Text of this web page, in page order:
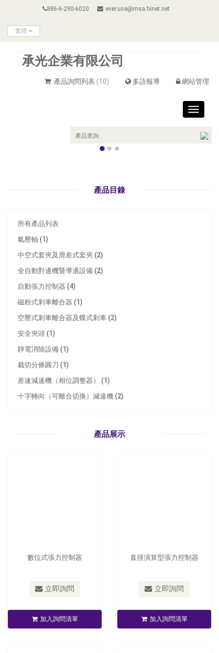
886-6-290-6020 ever.use@msa.hinet.net
繁體
承光企業有限公司
產品詢問列表 (10) 多語報導 網站管理
Toggle
產品目錄
所有產品列表
氣壓軸 (1)
中空式套夾及滑差式套夾 (2)
全自動對邊機暨導邊設備 (2)
自動張力控制器 (4)
磁粉式剎車離合器 (1)
空壓式剎車離合器及蝶式剎車 (2)
安全夾頭 (1)
靜電消除設備 (1)
裁切分條圓刀 (1)
差速減速機（相位調整器） (1)
十字轉向（可離合切換）減速機 (2)
產品展示
數位式張力控制器
立即詢問
加入詢問清單
直徑演算型張力控制器
立即詢問
加入詢問清單